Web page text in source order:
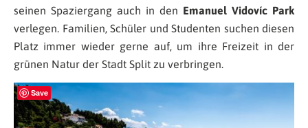
seinen Spaziergang auch in den Emanuel Vidovíc Park
verlegen. Familien, Schüler und Studenten suchen diesen
Platz immer wieder gerne auf, um ihre Freizeit in der
grünen Natur der Stadt Split zu verbringen.
Save